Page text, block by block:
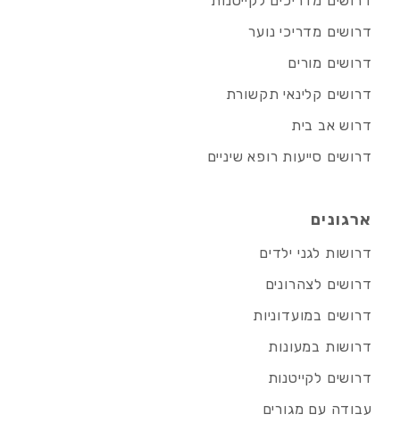
דרושים מדריכי נוער
דרושים מורים
דרושים קלינאי תקשורת
דרוש אב בית
דרושים סייעות רופא שיניים
ארגונים
דרושות לגני ילדים
דרושים לצהרונים
דרושים במועדוניות
דרושות במעונות
דרושים לקייטנות
עבודה עם מגורים